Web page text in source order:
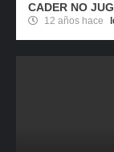
CADER NO
12 años hace